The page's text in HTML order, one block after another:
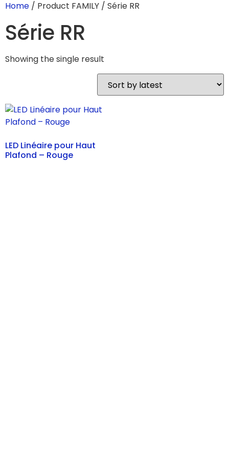
Home / Product FAMILY / Série RR
Série RR
Showing the single result
LED Linéaire pour Haut
Plafond – Rouge